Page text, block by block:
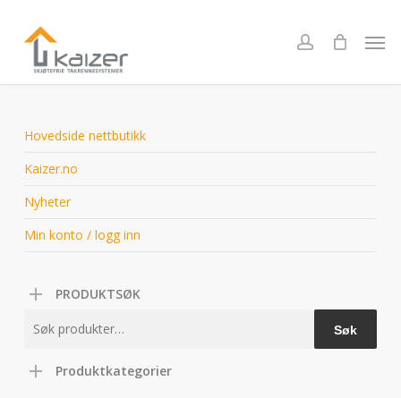
main
content
account
Hovedside nettbutikk
Kaizer.no
Nyheter
Min konto / logg inn
PRODUKTSØK
etter:
Søk
Produktkategorier